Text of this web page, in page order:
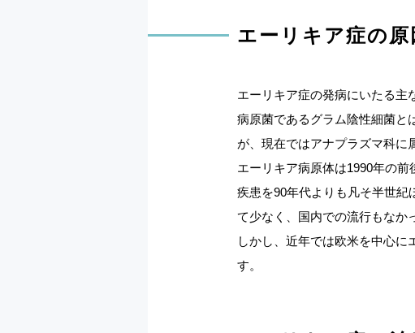
エーリキア症の原
エーリキア症の発病にいたる主
病原菌であるグラム陰性細菌と
が、現在ではアナプラズマ科に
エーリキア病原体は1990年の
疾患を90年代よりも凡そ半世紀
て少なく、国内での流行もなか
しかし、近年では欧米を中心に
す。